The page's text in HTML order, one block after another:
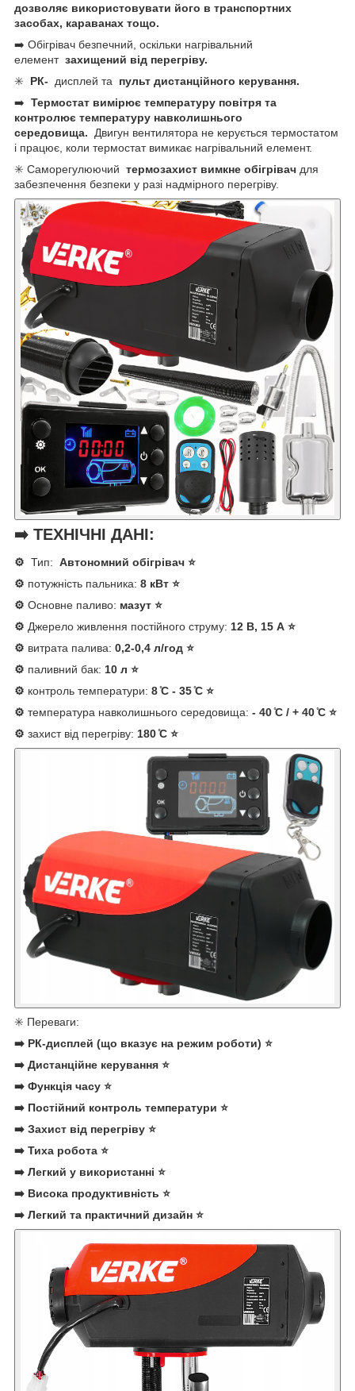
дозволяє використовувати його в транспортних
засобах, караванах тощо.
➡️ Обігрівач безпечний, оскільки нагрівальний
елемент захищений від перегріву.
✳️ РК- дисплей та пульт дистанційного керування.
➡️ Термостат вимірює температуру повітря та
контролює температуру навколишнього
середовища.
Двигун вентилятора не керується термостатом
і працює, коли термостат вимикає нагрівальний елемент.
✳️ Саморегулюючий термозахист вимкне обігрівач для
забезпечення безпеки у разі надмірного перегріву.
➡️ ТЕХНІЧНІ ДАНІ:
⚙️ Тип: Автономний обігрівач ⭐
⚙️ потужність пальника: 8 кВт ⭐
⚙️ Основне паливо: мазут ⭐
⚙️ Джерело живлення постійного струму: 12 В, 15 А ⭐
⚙️ витрата палива: 0,2-0,4 л/год ⭐
⚙️ паливний бак: 10 л ⭐
⚙️ контроль температури: 8 ̊C - 35 ̊C ⭐
⚙️ температура навколишнього середовища: - 40 ̊C / + 40 ̊C ⭐
⚙️ захист від перегріву: 180 ̊C ⭐
✳️ Переваги:
➡️ РК-дисплей (що вказує на режим роботи) ⭐
➡️ Дистанційне керування ⭐
➡️ Функція часу ⭐
➡️ Постійний контроль температури ⭐
➡️ Захист від перегріву ⭐
➡️ Тиха робота ⭐
➡️ Легкий у використанні ⭐
➡️ Висока продуктивність ⭐
➡️ Легкий та практичний дизайн ⭐